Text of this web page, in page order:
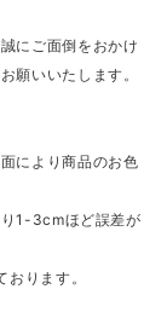
にご面倒をおかけ
願いいたします。
により商品のお色
り1-3cmほど誤差が
ります。